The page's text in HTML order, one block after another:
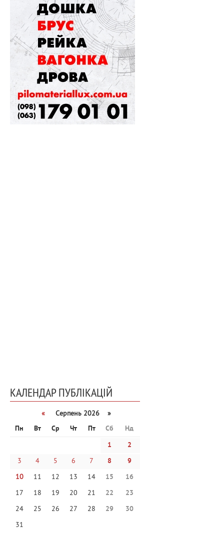
КАЛЕНДАР ПУБЛІКАЦІЙ
«
Серпень 2026 »
Пн
Вт Ср Чт Пт Сб
Нд
1
2
3
4 5 6 7 8
9
10
11 12 13 14 15
16
17
18 19 20 21 22
23
24
25 26 27 28 29
30
31